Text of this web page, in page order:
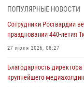
06 августа 2026, 04:41 3
Росгвардейцы в
армии Ивана Кирилловича
05 августа 2026, 11:03
В Тюмени офицер
мерах безопасного
ПОПУЛЯРНЫЕ НОВОСТИ
Сотрудники Росгвардии
праздновании 440-летия
27 июля 2026, 08:27
Благодарность
крупнейшего